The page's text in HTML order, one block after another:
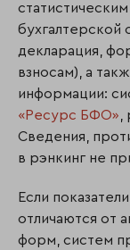
бухгалтерской
декларация,
взносам), а
информации:
«Ресурс БФО»
Сведения,
в рэнкинг не
Если
отличаются от
форм, систем